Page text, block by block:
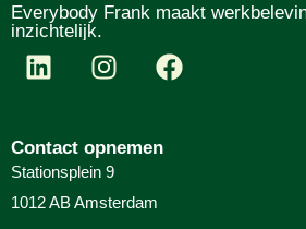
Everybody Frank maakt
inzichtelijk.
Contact opnemen
Stationsplein 9
1012 AB Amsterdam